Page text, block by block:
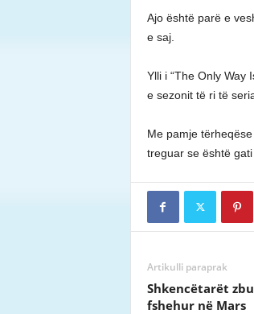
Ajo është parë e
e saj.
Ylli i “The Only Way
e sezonit të ri të
Me pamje
treguar se është
Artikulli paraprak
Shkencëtarët
fshehur në Mars